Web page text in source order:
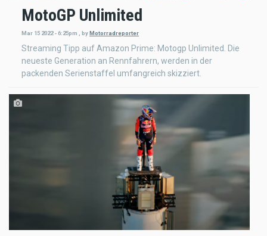
MotoGP Unlimited
Mar 15 2022 - 6:25pm byMotorradreporter
Streaming Tipp auf Amazon Prime: Motogp Unlimited. Die
neueste Generation an Rennfahrern, werden in der
packenden Serienstaffel umfangreich skizziert.